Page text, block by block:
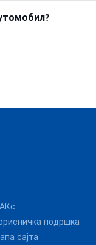
подршка
сајта